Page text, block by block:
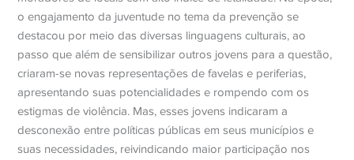
o engajamento da juventude no tema da prevenção se
destacou por meio das diversas linguagens culturais, ao
passo que além de sensibilizar outros jovens para a questão,
criaram-se novas representações de favelas e periferias,
apresentando suas potencialidades e rompendo com os
estigmas de violência. Mas, esses jovens indicaram a
desconexão entre políticas públicas em seus municípios e
suas necessidades, reivindicando maior participação nos